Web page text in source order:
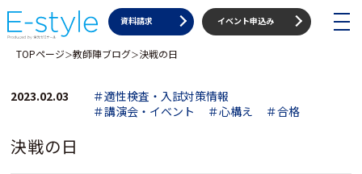
toggle
資料請求 イベント申込み
TOPページ＞教師陣ブログ＞決戦の日
2023.02.03
＃適性検査・入試対策情報
＃講演会・イベント
＃心構え ＃合格
決戦の日